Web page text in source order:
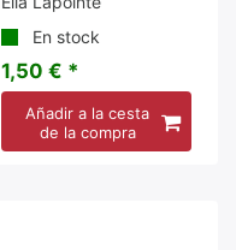
En stock
1,50 € *
Añadir a la cesta
de la compra